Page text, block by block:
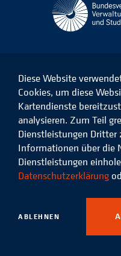
Das
NSI
Facebook
auf
© 2026
Studieninstitut
Verwaltung e.V.
Datenschutz
Diese Website
Cookies, um diese
Kartendienste
analysieren. Zum Teil
Dienstleistungen Dritter
Informationen über die
Dienstleistungen
Datenschutzerklärung
ABLEHNEN